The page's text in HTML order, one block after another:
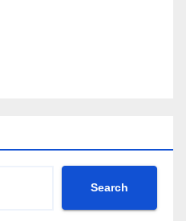
Search